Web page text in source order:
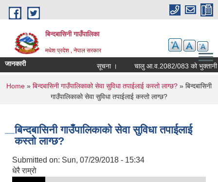
Skip to main content
बिन्दबासिनी गाउँपालिका
मधेश प्रदेश , नेपाल सरकार
जानकारी सूचना ।
You are here
Home » बिन्दबासिनी गाउँपालिकाको सेवा सुविधा तपाईलाई कस्तो लाग्छ? » बिन्दबासिनी
गाउँपालिकाको सेवा सुविधा तपाईलाई कस्तो लाग्छ?
बिन्दबासिनी गाउँपालिकाको सेवा सुविधा तपाईलाई
कस्तो लाग्छ?
Submitted on: Sun, 07/29/2018 - 15:34
धेरै राम्रो